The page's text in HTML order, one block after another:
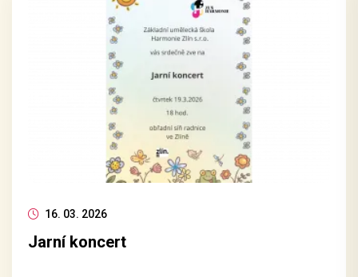
16. 03. 2026
Jarní koncert